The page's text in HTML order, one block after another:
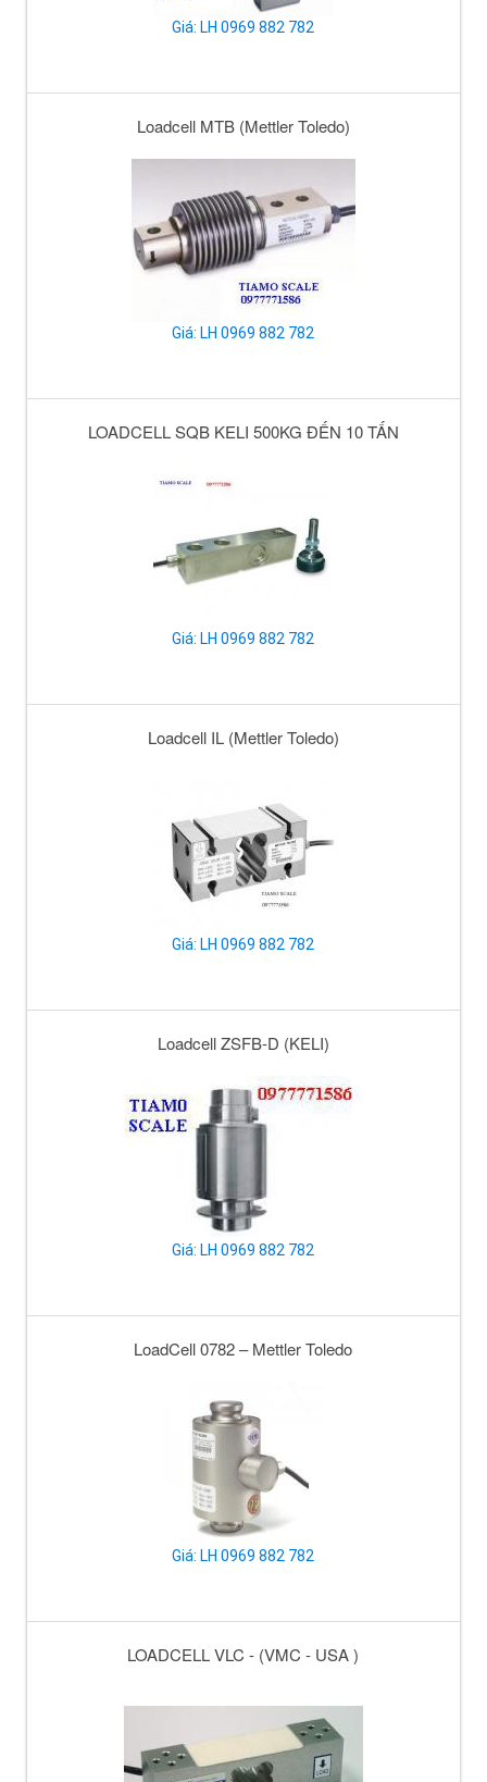
Giá: LH 0969 882 782
Loadcell MTB (Mettler Toledo)
Giá: LH 0969 882 782
LOADCELL SQB KELI 500KG ĐẾN 10 TẤN
Giá: LH 0969 882 782
Loadcell IL (Mettler Toledo)
Giá: LH 0969 882 782
Loadcell ZSFB-D (KELI)
Giá: LH 0969 882 782
LoadCell 0782 – Mettler Toledo
Giá: LH 0969 882 782
LOADCELL VLC - (VMC - USA )